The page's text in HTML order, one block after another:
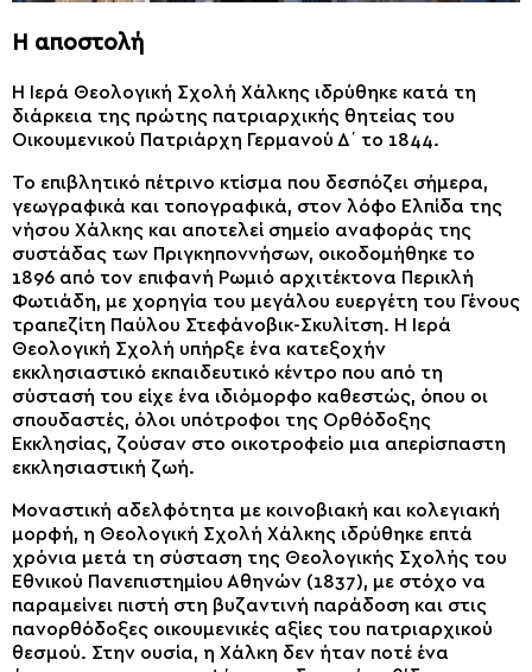
Η αποστολή
Η Ιερά Θεολογική Σχολή Χάλκης ιδρύθηκε κατά τη
διάρκεια της πρώτης πατριαρχικής θητείας του
Οικουμενικού Πατριάρχη Γερμανού Δ΄ το 1844.
Το επιβλητικό πέτρινο κτίσμα που δεσπόζει σήμερα,
γεωγραφικά και τοπογραφικά, στον λόφο Ελπίδα της
νήσου Χάλκης και αποτελεί σημείο αναφοράς της
συστάδας των Πριγκηποννήσων, οικοδομήθηκε το
1896 από τον επιφανή Ρωμιό αρχιτέκτονα Περικλή
Φωτιάδη, με χορηγία του μεγάλου ευεργέτη του Γένους
τραπεζίτη Παύλου Στεφάνοβικ-Σκυλίτση. Η Ιερά
Θεολογική Σχολή υπήρξε ένα κατεξοχήν
εκκλησιαστικό εκπαιδευτικό κέντρο που από τη
σύστασή του είχε ένα ιδιόμορφο καθεστώς, όπου οι
σπουδαστές, όλοι υπότροφοι της Ορθόδοξης
Εκκλησίας, ζούσαν στο οικοτροφείο μια απερίσπαστη
εκκλησιαστική ζωή.
Μοναστική αδελφότητα με κοινοβιακή και κολεγιακή
μορφή, η Θεολογική Σχολή Χάλκης ιδρύθηκε επτά
χρόνια μετά τη σύσταση της Θεολογικής Σχολής του
Εθνικού Πανεπιστημίου Αθηνών (1837), με στόχο να
παραμείνει πιστή στη βυζαντινή παράδοση και στις
πανορθόδοξες οικουμενικές αξίες του πατριαρχικού
θεσμού. Στην ουσία, η Χάλκη δεν ήταν ποτέ ένα